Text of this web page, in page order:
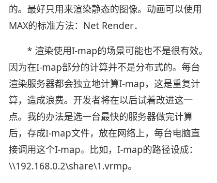
的。最好只用来渲染静态的图像。动画可以使用
MAX的标准方法：Net Render．
* 渲染使用I-map的场景可能也不是很有效。
因为在I-map部分的计算并不是分布式的。每台
渲染服务器都会独立地计算I-map，这是重复计
算，造成浪费。开发者将在以后试着改进这一
点。我的办法是选一台最快的服务器做完计算
后，存成I-map文件，放在网络上，每台电脑直
接调用这个I-map。比如，I-map的路径设成：
\\192.168.0.2\share\1.vrmp。